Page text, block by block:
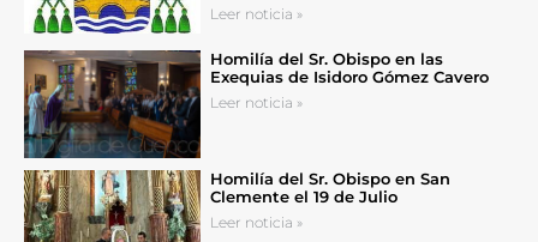
Leer noticia »
Homilía del Sr. Obispo en las
Exequias de Isidoro Gómez Cavero
Leer noticia »
Homilía del Sr. Obispo en San
Clemente el 19 de Julio
Leer noticia »